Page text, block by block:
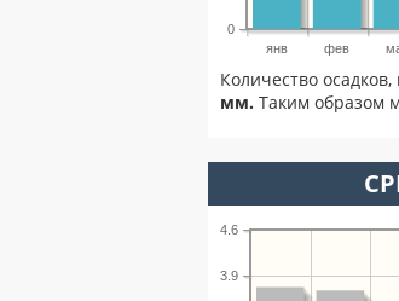
янв фев
0
Количество
мм. Таким образом
3.9
4.6